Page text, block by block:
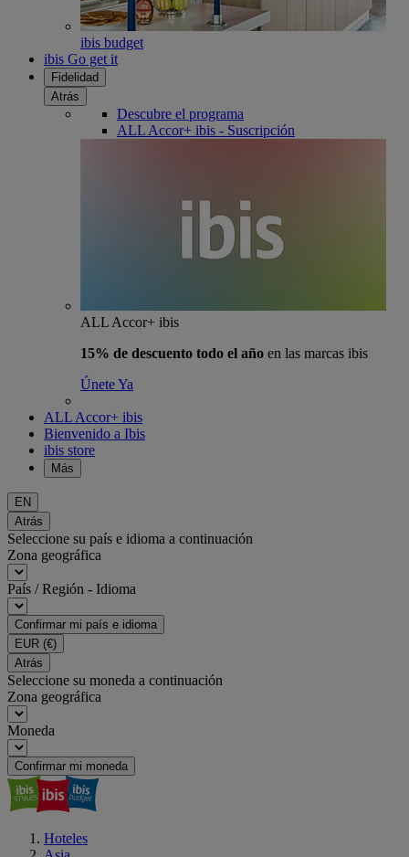
ibis budget
ibis Go get it
Fidelidad
Atrás
Descubre el programa
ALL Accor+ ibis - Suscripción
ALL Accor+ ibis
15% de descuento todo el año en las marcas ibis
Únete Ya
ALL Accor+ ibis
Bienvenido a Ibis
ibis store
Más
EN
Atrás
Seleccione su país e idioma a continuación
Zona geográfica
País / Región - Idioma
Confirmar mi país e idioma
EUR (€)
Atrás
Seleccione su moneda a continuación
Zona geográfica
Moneda
Confirmar mi moneda
Hoteles